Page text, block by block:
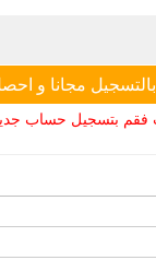
مجانا و
فقم بتسجيل حساب